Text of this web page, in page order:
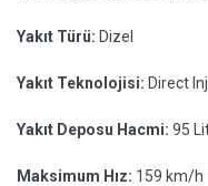
Yakıt Türü: Dizel
Yakıt Teknolojisi: Direct
Yakıt Deposu Hacmi: 95
Maksimum Hız: 159 km/h